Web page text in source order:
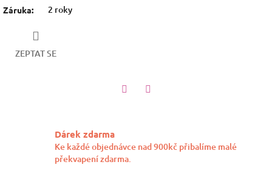
Záruka: 2 roky
ZEPTAT SE
Dárek zdarma
Ke každé objednávce nad 900kč přibalíme malé
překvapení zdarma.